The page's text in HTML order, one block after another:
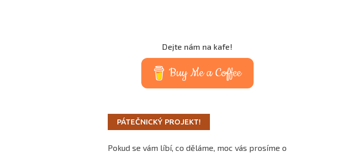
Dejte nám na kafe!
Buy Me a Coffee
PÁTEČNICKÝ PROJEKT!
Pokud se vám líbí, co děláme, moc vás prosíme o